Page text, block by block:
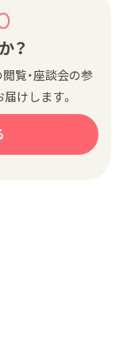
？
覧・座談会の参
けします。